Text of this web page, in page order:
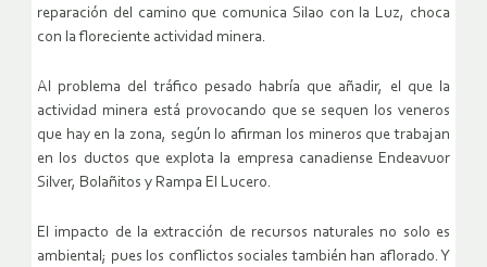
reparación del camino que comunica Silao con la Luz, choca
con la floreciente actividad minera.
Al problema del tráfico pesado habría que añadir, el que la
actividad minera está provocando que se sequen los veneros
que hay en la zona, según lo afirman los mineros que trabajan
en los ductos que explota la empresa canadiense Endeavuor
Silver, Bolañitos y Rampa El Lucero.
El impacto de la extracción de recursos naturales no solo es
ambiental; pues los conflictos sociales también han aflorado. Y